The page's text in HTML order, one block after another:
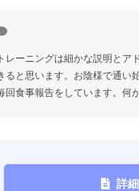
トレーニングは細かな説明と
ると思います。お陰様で通い
回食事報告をしています。何
詳